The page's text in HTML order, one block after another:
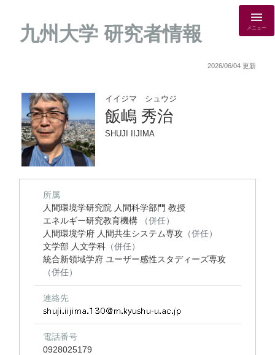
九州大学 研究者情報 メニュー
2026/06/04 更新
イイジマ シュウジ
飯嶋 秀治
SHUJI IIJIMA
所属
人間環境学研究院 人間科学部門 教授
エネルギー研究教育機構
（併任）
人間環境学府 人間共生システム専攻 （併任）
文学部 人文学科 （併任）
統合新領域学府 ユーザー感性スタディーズ専攻
（併任）
連絡先
電話番号
0928025179